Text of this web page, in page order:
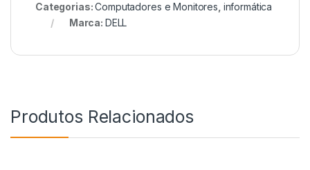
Categorias:Computadores e Monitores informática
Marca: DELL
Produtos Relacionados